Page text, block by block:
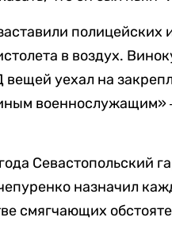
полицейских
в воздух.
уехал на
Севастопольский
назначил
смягчающих